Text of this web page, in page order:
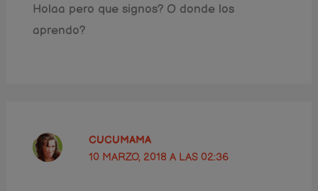
Holaa pero que signos? O donde los
aprendo?
CUCUMAMA
10 MARZO, 2018 A LAS 02:36